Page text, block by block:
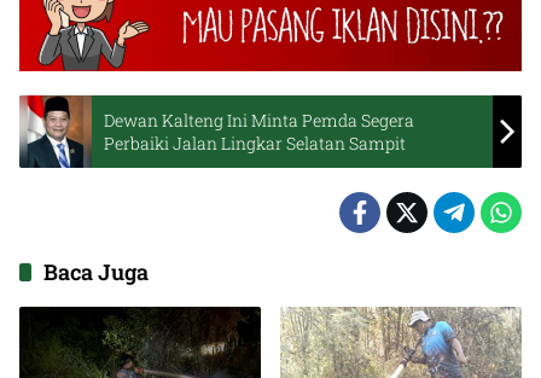
Dewan Kalteng Ini Minta Pemda Segera
Perbaiki Jalan Lingkar Selatan Sampit
Baca Juga